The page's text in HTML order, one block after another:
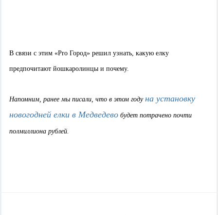
В связи с этим «Pro Город» решил узнать, какую елку
предпочитают йошкаролинцы и почему.
Напомним, ранее мы писали, что в этом году на установку
новогодней елки в Медведево будет потрачено почти
полмиллиона рублей.